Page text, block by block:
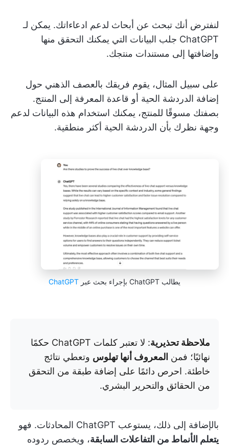
لنفترض أنك تبحث عن أبحاث لدعم ادعاءاتك. يمكن لـ
ChatGPT جلب البيانات التي يمكنك التحقق منها
وإضافتها إلى مستندات منتجك.
على سبيل المثال، يقوم فريقك بالعصف الذهني حول
إضافة الدردشة الحية أو قاعدة المعرفة إلى المنتج.
بصفتك مسوقًا للمنتج، يمكنك استخدام هذه البيانات لدعم
وجهة نظرك بأن الدردشة الحية أكثر منطقية.
يطالب ChatGPT بإجراء بحث عبر ChatGPT
ملاحظة تحذيرية
: لا تعتبر كلمات ChatGPT حكمًا
نهائيًا؛ فمن المعروف أنها تهلوس وتعطي نتائج
خاطئة. احرص دائمًا على إضافة طبقة من التحقق
من الحقائق والتحرير البشري.
بالإضافة إلى ذلك، يستوعب ChatGPT المحادثات. فهو
يتعلم الأنماط من التفاعلات السابقة، ويخصص ردوده